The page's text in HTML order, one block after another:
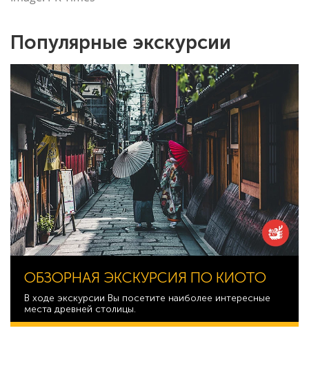
Популярные экскурсии
ОБЗОРНАЯ ЭКСКУРСИЯ ПО КИОТО
В ходе экскурсии Вы посетите наиболее интересные
места древней столицы.